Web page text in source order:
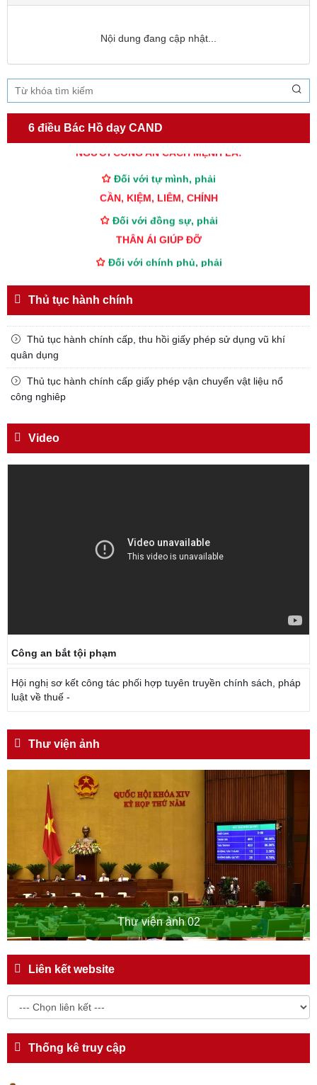
Nội dung đang cập nhật...
6 điều Bác Hồ dạy CAND
TƯ CÁCH
NGƯỜI CÔNG AN CÁCH MỆNH LÀ:
Đối với tự mình, phải
CẦN, KIỆM, LIÊM, CHÍNH
Đối với đồng sự, phải
THÂN ÁI GIÚP ĐỠ
Đối với chính phủ, phải
Đối với nhân dân, phải
KÍNH TRỌNG LỄ PHÉP
Đối với công việc, phải
Đối với địch, phải
Trích thư Chủ tịch Hồ Chí Minh
ngày 11 tháng 3 năm 1948.
Thủ tục hành chính
Thủ tục hành chính cấp, thu hồi giấy phép sử dụng vũ khí
quân dụng
Thủ tục hành chính cấp giấy phép vận chuyển vật liệu nổ
công nghiêp
Video
Công an bắt tội phạm
Hội nghị sơ kết công tác phối hợp tuyên truyền chính sách, pháp
luật về thuế -
Thư viện ảnh
Thư viện ảnh 02
Liên kết website
Thống kê truy cập